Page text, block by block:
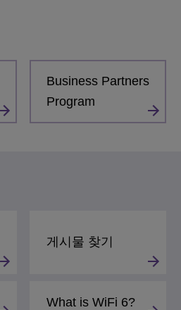
Business Partners
Program
게시물 찾기
What is WiFi 6?